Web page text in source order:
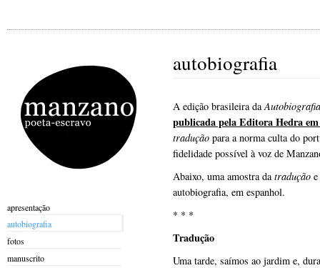
apresentação
autobiografia
fotos
manuscrito
autobiografia
A edição brasileira da
publicada pela Editora Hedra em
tradução para a norma culta do
fidelidade possível à voz de
Abaixo, uma amostra da tradução
autobiografia, em espanhol.
* * *
Tradução
Uma tarde, saímos ao jardim e,